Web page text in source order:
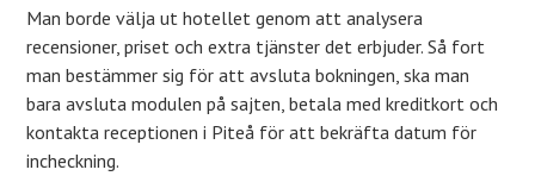
Man borde välja ut hotellet genom att analysera
recensioner, priset och extra tjänster det erbjuder. Så fort
man bestämmer sig för att avsluta bokningen, ska man
bara avsluta modulen på sajten, betala med kreditkort och
kontakta receptionen i Piteå för att bekräfta datum för
incheckning.